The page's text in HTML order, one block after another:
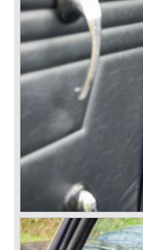
In the year 1967
presented, the TR
petrol injection
was manufactured
Triumph TR 4a
The 2498 cc.
had a power
system did not
delicate to
was fitted with two
TR 250.
In the late sixties
project,
would later result
consumed an